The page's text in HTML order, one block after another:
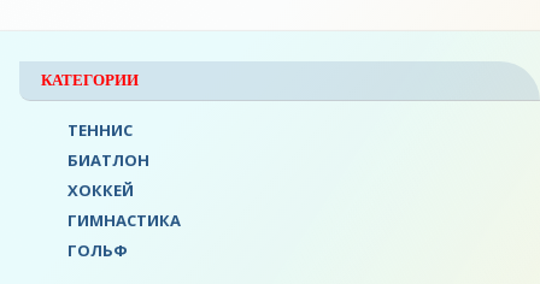
КАТЕГОРИИ
ТЕННИС
БИАТЛОН
ХОККЕЙ
ГИМНАСТИКА
ГОЛЬФ